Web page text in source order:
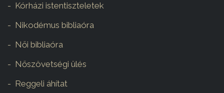
Kórházi istentiszteletek
Nikodémus bibliaóra
Női bibliaóra
Nőszövetségi ülés
Reggeli áhítat